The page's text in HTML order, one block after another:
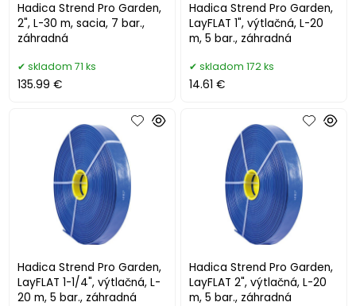
Hadica Strend Pro Garden,
2", L-30 m, sacia, 7 bar.,
záhradná
skladom 71 ks
135.99 €
Hadica Strend Pro Garden,
LayFLAT 1", výtlačná, L-20
m, 5 bar., záhradná
skladom 172 ks
14.61 €
Hadica Strend Pro Garden,
LayFLAT 1-1/4", výtlačná, L-
20 m, 5 bar., záhradná
Hadica Strend Pro Garden,
LayFLAT 2", výtlačná, L-20
m, 5 bar., záhradná